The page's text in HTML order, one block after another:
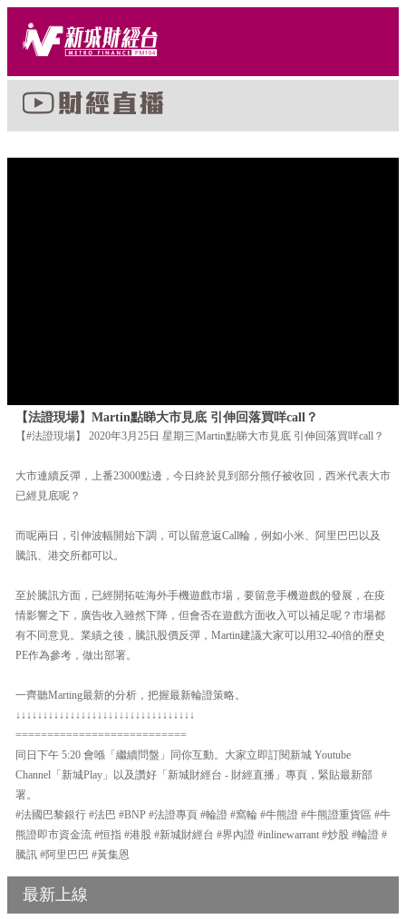
【法證現場】Martin點睇大市見底 引伸回落買咩call？
【#法證現場】 2020年3月25日 星期三|Martin點睇大市見底 引伸回落買咩call？
大市連續反彈，上番23000點邊，今日終於見到部分熊仔被收回，西米代表大市
已經見底呢？
而呢兩日，引伸波幅開始下調，可以留意返Call輪，例如小米、阿里巴巴以及
騰訊、港交所都可以。
至於騰訊方面，已經開拓咗海外手機遊戲市場，要留意手機遊戲的發展，在疫
情影響之下，廣告收入雖然下降，但會否在遊戲方面收入可以補足呢？市場都
有不同意見。業績之後，騰訊股價反彈，Martin建議大家可以用32-40倍的歷史
PE作為參考，做出部署。
一齊聽Marting最新的分析，把握最新輪證策略。
↓↓↓↓↓↓↓↓↓↓↓↓↓↓↓↓↓↓↓↓↓↓↓↓↓↓↓↓↓↓↓↓↓
===========================
同日下午 5:20 會喺「繼續問盤」同你互動。大家立即訂閱新城 Youtube
Channel「新城Play」以及讚好「新城財經台 - 財經直播」專頁，緊貼最新部
署。
#法國巴黎銀行 #法巴 #BNP #法證專頁 #輪證 #窩輪 #牛熊證 #牛熊證重貨區 #牛
熊證即市資金流 #恒指 #港股 #新城財經台 #界內證 #inlinewarrant #炒股 #輪證 #
騰訊 #阿里巴巴 #黃集恩
最新上線